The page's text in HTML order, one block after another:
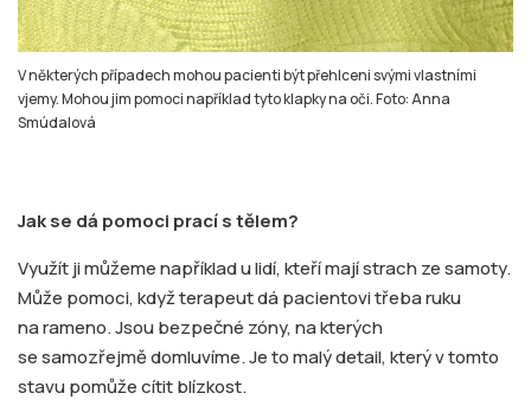
V některých případech mohou pacienti být přehlceni svými vlastními
vjemy. Mohou jim pomoci například tyto klapky na oči. Foto: Anna
Smúdalová
Jak se dá pomoci prací s tělem?
Využít ji můžeme například u lidí, kteří mají strach ze samoty.
Může pomoci, když terapeut dá pacientovi třeba ruku
na rameno. Jsou bezpečné zóny, na kterých
se samozřejmě domluvíme. Je to malý detail, který v tomto
stavu pomůže cítit blízkost.